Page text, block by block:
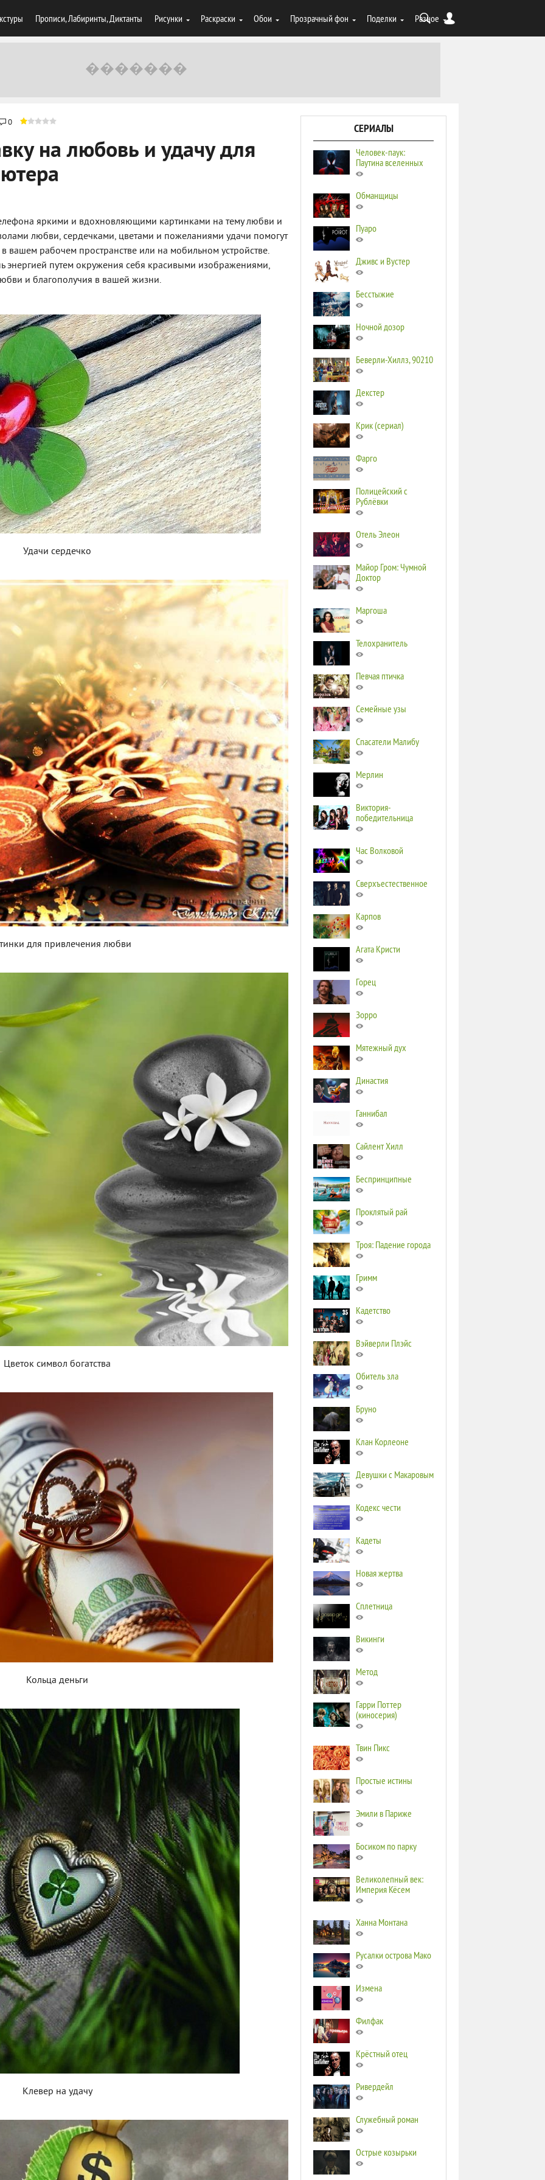
Прописи, Лабиринты, Диктанты Рисунки Раскраски Обои Прозрачный фон Поделки Разное
0
на любовь и удачу для
яркими и вдохновляющими картинками на тему любви и
любви, сердечками, цветами и пожеланиями удачи помогут
вашем рабочем пространстве или на мобильном устройстве.
энергией путем окружения себя красивыми изображениями,
и благополучия в вашей жизни.
Удачи сердечко
для привлечения любви
Цветок символ богатства
Кольца деньги
Клевер на удачу
СЕРИАЛЫ
Человек-паук:
Паутина вселенных
Обманщицы
Пуаро
Дживс и Вустер
Бесстыжие
Ночной дозор
Беверли-Хиллз, 90210
Декстер
Крик (сериал)
Фарго
Полицейский с
Рублёвки
Отель Элеон
Майор Гром: Чумной
Доктор
Маргоша
Телохранитель
Певчая птичка
Семейные узы
Спасатели Малибу
Мерлин
Виктория-
победительница
Час Волковой
Сверхъестественное
Карпов
Агата Кристи
Горец
Зорро
Мятежный дух
Династия
Ганнибал
Сайлент Хилл
Беспринципные
Проклятый рай
Троя: Падение города
Гримм
Кадетство
Вэйверли Плэйс
Обитель зла
Бруно
Клан Корлеоне
Девушки с Макаровым
Кодекс чести
Кадеты
Новая жертва
Сплетница
Викинги
Метод
Гарри Поттер
(киносерия)
Твин Пикс
Простые истины
Эмили в Париже
Босиком по парку
Великолепный век:
Империя Кёсем
Ханна Монтана
Русалки острова Мако
Измена
Филфак
Крёстный отец
Ривердейл
Служебный роман
Острые козырьки